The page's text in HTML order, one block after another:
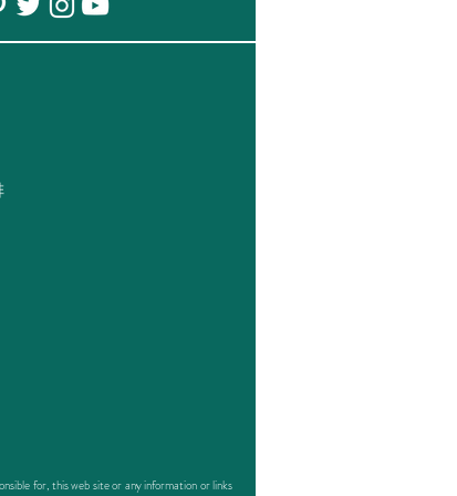
for, this web site or any information or links